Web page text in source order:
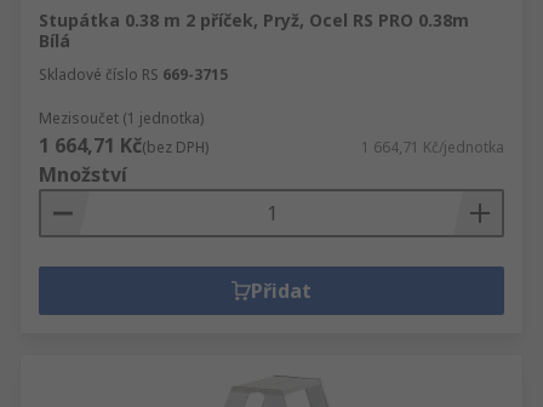
Stupátka 0.38 m 2 příček, Pryž, Ocel RS PRO 0.38m
Bílá
Skladové číslo RS 669-3715
Mezisoučet (1 jednotka)
1 664,71 Kč(bez DPH) 1 664,71 Kč/jednotka
Množství
Přidat